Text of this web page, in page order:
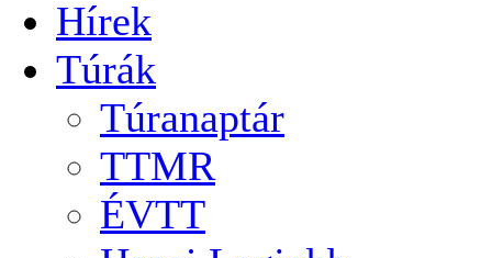
Hírek
Túrák
Túranaptár
TTMR
ÉVTT